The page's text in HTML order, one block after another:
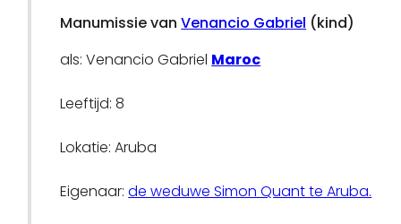
Manumissie vanVenancio Gabriel (kind)
als: Venancio Gabriel Maroc
Leeftijd: 8
Lokatie: Aruba
Eigenaar:de weduwe Simon Quant te Aruba.